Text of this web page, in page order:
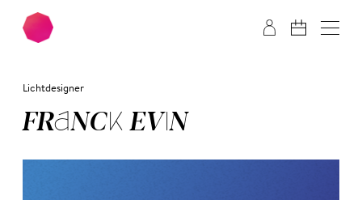
Zum Hauptinhalt springen Zum Footer springen
Lichtdesigner
FRANCK EVIN